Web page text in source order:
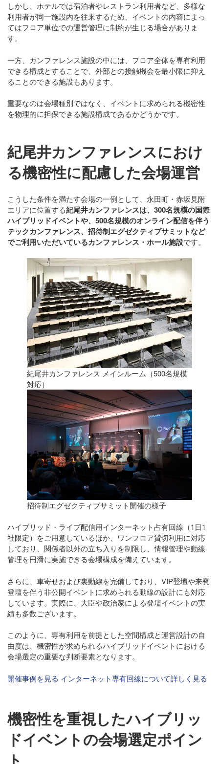
しかし、ホテルでは宿泊者やレストラン利用者など、多様な
利用者が同一施設内を往来するため、イベントの内容によっ
てはフロア単位での運営管理に制約が生じる場合がありま
す。
一方、カンファレンス施設の中には、フロア全体を専有利用
できる構成とすることで、外部との接触機会を最小限に抑え
ることのできる施設もあります。
重要なのは会場種別ではなく、 イベントに求められる機密性
を物理的に担保できる施設構成であるかどうかです。
紀尾井カンファレンスにおけ
る機密性に配慮した会場運営
こうした条件を満たす会場の一例として、永田町・赤坂見附
エリアに位置する紀尾井カンファレンスは、300名規模の国際
ハイブリッドイベントや、500名規模のオンライン配信を伴う
テックカンファレンス、招待制エグゼクティブサミットなど
でご利用いただいているカンファレンス・ホール施設です。
紀尾井カンファレンス メインルーム（500名規模
対応）
招待制エグゼクティブサミット開催の様子
ハイブリッド・ライブ配信用インターネット占有回線（1日1
社限定） をご用意しているほか、 ワンフロア貸切利用に対応
しており、関係者以外の立ち入りを制限し、情報管理や動線
管理を円滑に実施できる会場構成を備えています。
さらに、車寄せおよび裏動線を完備しており、 VIP登壇や来賓
登壇を伴う非公開イベントに求められる動線の設計にも対応
しています。実際に、大臣や政治家による登壇イベントの実
績も多数ございます。
このように、専有利用を前提とした空間構成と運営設計の自
由度は、機密性が求められるハイブリッドイベントにおける
会場選定の重要な判断要素となります。
開催事例を見る インターネット専有回線について詳しく見る
機密性を重視したハイブリッ
ドイベントの会場選定ポイン
ト